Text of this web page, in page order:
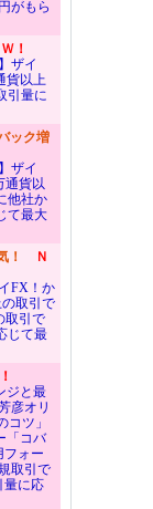
がもら
！
ザイ
貨以上
引量に
ック増
ザイ
通貨以
他社か
て最大
！
Ｎ
FX！か
取引で
取引で
じて最
ジと最
彦オリ
ツ」
「コバ
フォー
取引で
量に応